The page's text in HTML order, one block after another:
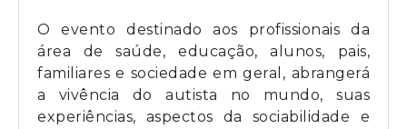
O evento destinado aos profissionais da
área de saúde, educação, alunos, pais,
familiares e sociedade em geral, abrangerá
a vivência do autista no mundo, suas
experiências, aspectos da sociabilidade e